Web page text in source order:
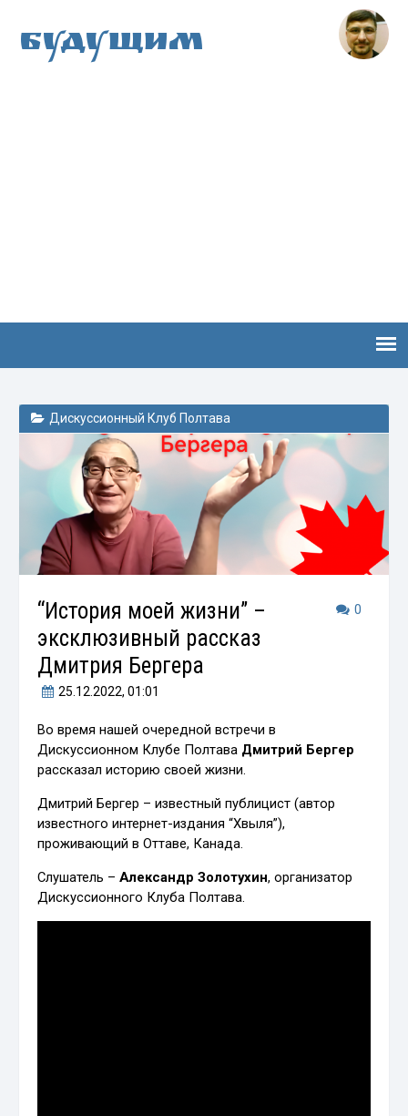
Будущим
Дискуссионный Клуб Полтава
0
“История моей жизни” –
эксклюзивный рассказ
Дмитрия Бергера
25.12.2022, 01:01
Во время нашей очередной встречи в
Дискуссионном Клубе Полтава Дмитрий Бергер
рассказал историю своей жизни.
Дмитрий Бергер – известный публицист (автор
известного интернет-издания “Хвыля”),
проживающий в Оттаве, Канада.
Слушатель –Александр Золотухин, организатор
Дискуссионного Клуба Полтава.